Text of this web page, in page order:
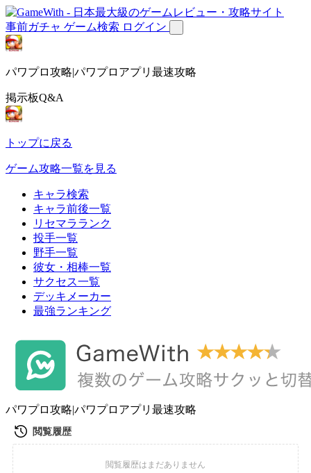
事前ガチャ ゲーム検索 ログイン
パワプロ攻略|パワプロアプリ最速攻略
掲示板Q&A
トップに戻る
ゲーム攻略一覧を見る
キャラ検索
キャラ前後一覧
リセマラランク
投手一覧
野手一覧
彼女・相棒一覧
サクセス一覧
デッキメーカー
最強ランキング
パワプロ攻略|パワプロアプリ最速攻略